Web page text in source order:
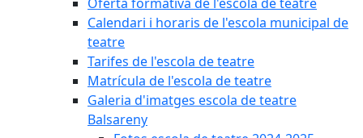
Calendari i horaris de l'escola municipal de
teatre
Tarifes de l'escola de teatre
Matrícula de l'escola de teatre
Galeria d'imatges escola de teatre
Balsareny